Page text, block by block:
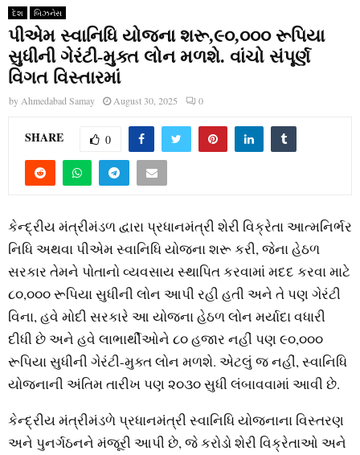
દેશ બિઝનેસ
પીએમ સ્‍વાનિધિ યોજના શરૂ,૯૦,૦૦૦ રૂપિયા
સુધીની ગેરંટી-મુક્‍ત લોન મળશે. વાંચો સંપૂર્ણ
વિગત વિસ્તારમાં
by Ahmedabad Samay August 30, 2025 0
SHARE 0
કેન્‍દ્રીય મંત્રીમંડળ દ્વારા પ્રધાનમંત્રી શેરી વિક્રેતા આત્‍મનિર્ભર
નિધિ અથવા પીએમ સ્‍વાનિધિ યોજના શરૂ કરી, જેના હેઠળ
સરકાર તેમને પોતાનો વ્‍યવસાય સ્‍થાપિત કરવામાં મદદ કરવા માટે
૮૦,૦૦૦ રૂપિયા સુધીની લોન આપી રહી હતી અને તે પણ ગેરંટી
વિના, હવે મોદી સરકારે આ યોજના હેઠળ લોન મર્યાદા વધારી
દીધી છે અને હવે લાભાર્થીઓને ૮૦ હજાર નહીં પણ ૯૦,૦૦૦
રૂપિયા સુધીની ગેરંટી-મુક્‍ત લોન મળશે. એટલું જ નહીં, સ્‍વાનિધિ
યોજનાની અંતિમ તારીખ પણ ૨૦૩૦ સુધી લંબાવવામાં આવી છે.
કેન્‍દ્રીય મંત્રીમંડળે પ્રધાનમંત્રી સ્‍વાનિધિ યોજનાના વિસ્‍તરણ
અને પુનર્ગઠનને મંજૂરી આપી છે, જે કરોડો શેરી વિક્રેતાઓ અને